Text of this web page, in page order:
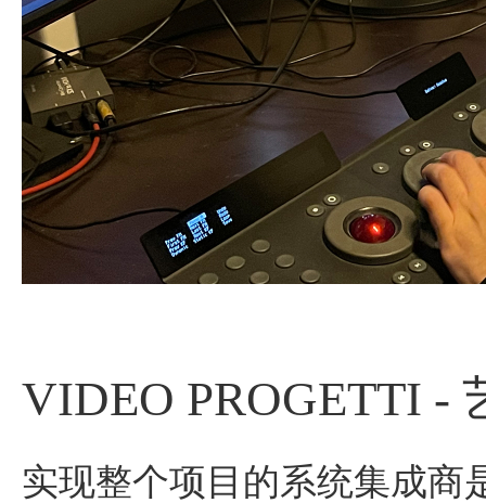
VIDEO PROGETTI -
实现整个项目的系统集成商